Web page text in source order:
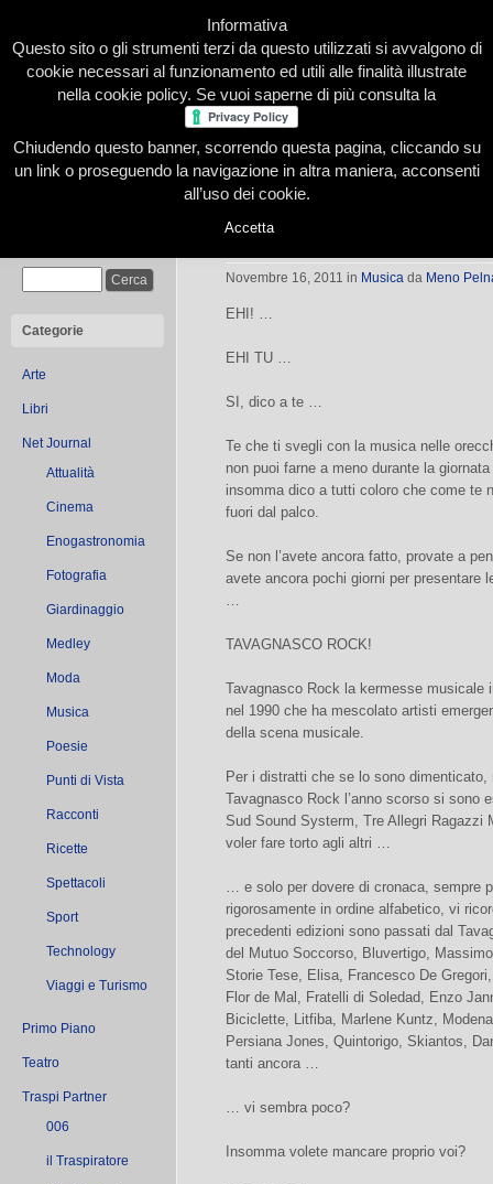
Home Presentazione Redazione Le nostre firme
Categorie
Arte
Libri
Net Journal
Attualità
Cinema
Enogastronomia
Fotografia
Giardinaggio
Medley
Moda
Musica
Poesie
Punti di Vista
Racconti
Ricette
Spettacoli
Sport
Technology
Viaggi e Turismo
Primo Piano
Teatro
Traspi Partner
006
il Traspiratore
TAVAROCK!
Novembre 16, 2011 in Musica da Meno
EHI! …
EHI TU …
SI, dico a te …
Te che ti svegli con la musica nelle
non puoi farne a meno durante la
insomma dico a tutti coloro che come te
fuori dal palco.
Se non l’avete ancora fatto, provate a
avete ancora pochi giorni per presentare
…
TAVAGNASCO ROCK!
Tavagnasco Rock la kermesse musicale
nel 1990 che ha mescolato artisti
della scena musicale.
Per i distratti che se lo sono dimenticato,
Tavagnasco Rock l’anno scorso si sono
Sud Sound Systerm, Tre Allegri
voler fare torto agli altri …
… e solo per dovere di cronaca, sempre
rigorosamente in ordine alfabetico, vi
precedenti edizioni sono passati dal
del Mutuo Soccorso, Bluvertigo,
Storie Tese, Elisa, Francesco De
Flor de Mal, Fratelli di Soledad, Enzo
Biciclette, Litfiba, Marlene Kuntz,
Persiana Jones, Quintorigo, Skiantos,
tanti ancora …
… vi sembra poco?
Insomma volete mancare proprio voi?
Informativa
Questo sito o gli strumenti terzi da questo utilizzati si avvalgono di
cookie necessari al funzionamento ed utili alle finalità illustrate
nella cookie policy. Se vuoi saperne di più consulta la
Chiudendo questo banner, scorrendo questa pagina, cliccando su
un link o proseguendo la navigazione in altra maniera, acconsenti
all’uso dei cookie.
Accetta